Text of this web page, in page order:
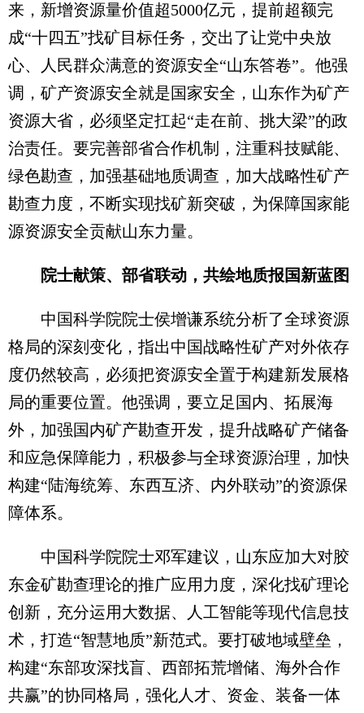
来，新增资源量价值超5000亿元，提前超额完
成“十四五”找矿目标任务，交出了让党中央放
心、人民群众满意的资源安全“山东答卷”。他强
调，矿产资源安全就是国家安全，山东作为矿产
资源大省，必须坚定扛起“走在前、挑大梁”的政
治责任。要完善部省合作机制，注重科技赋能、
绿色勘查，加强基础地质调查，加大战略性矿产
勘查力度，不断实现找矿新突破，为保障国家能
源资源安全贡献山东力量。
院士献策、部省联动，共绘地质报国新蓝图
中国科学院院士侯增谦系统分析了全球资源
格局的深刻变化，指出中国战略性矿产对外依存
度仍然较高，必须把资源安全置于构建新发展格
局的重要位置。他强调，要立足国内、拓展海
外，加强国内矿产勘查开发，提升战略矿产储备
和应急保障能力，积极参与全球资源治理，加快
构建“陆海统筹、东西互济、内外联动”的资源保
障体系。
中国科学院院士邓军建议，山东应加大对胶
东金矿勘查理论的推广应用力度，深化找矿理论
创新，充分运用大数据、人工智能等现代信息技
术，打造“智慧地质”新范式。要打破地域壁垒，
构建“东部攻深找盲、西部拓荒增储、海外合作
共赢”的协同格局，强化人才、资金、装备一体